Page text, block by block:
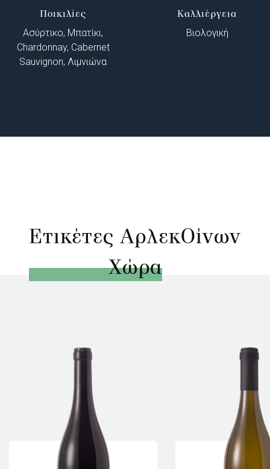
Ποικιλίες
Ασύρτικο, Μπατίκι,
Chardonnay, Cabernet
Sauvignon, Λιμνιώνα
Καλλιέργεια
Βιολογική
Ετικέτες ΑρλεκΟίνων
Χώρα